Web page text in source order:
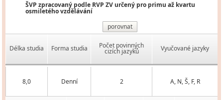
ŠVP zpracovaný podle RVP ZV určený pro primu až kvartu
osmiletého vzdělávání
porovnat
Délka studia Forma studia Počet povinných
cizích jazyků Vyučované jazyky
8,0 Denní 2 A, N, Š, F, R